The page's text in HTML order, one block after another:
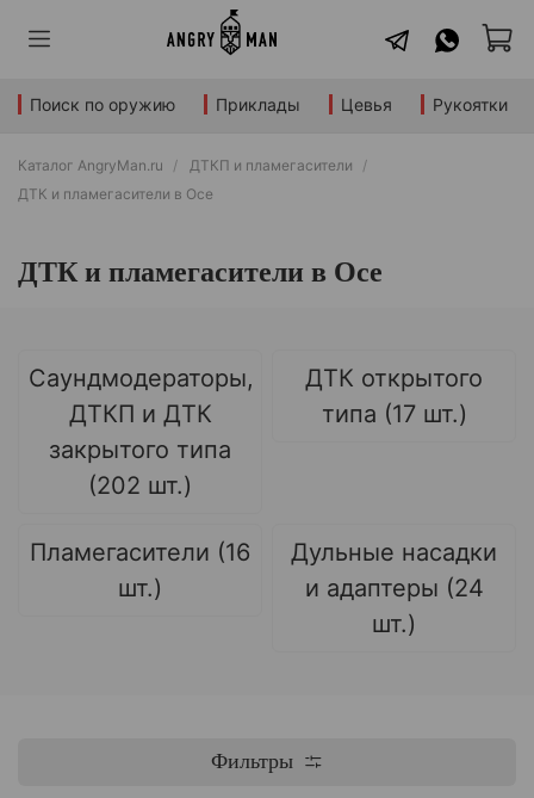
Поиск по оружию Приклады Цевья Рукоятки
Каталог AngryMan.ru
ДТКП и пламегасители
ДТК и пламегасители в Осе
ДТК и пламегасители в Осе
Саундмодераторы,
ДТКП и ДТК
закрытого типа
(202 шт.)
ДТК открытого
типа (17 шт.)
Пламегасители (16
шт.)
Дульные насадки
и адаптеры (24
шт.)
Фильтры